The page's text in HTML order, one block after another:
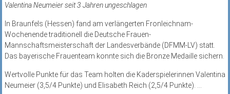
Valentina Neumeier seit 3 Jahren ungeschlagen
In Braunfels (Hessen) fand am verlängerten Fronleichnam-
Wochenende traditionell die Deutsche Frauen-
Mannschaftsmeisterschaft der Landesverbände (DFMM-LV) statt.
Das bayerische Frauenteam konnte sich die Bronze Medaille sichern.
Wertvolle Punkte für das Team holten die Kaderspielerinnen Valentina
Neumeier (3,5/4 Punkte) und Elisabeth Reich (2,5/4 Punkte).